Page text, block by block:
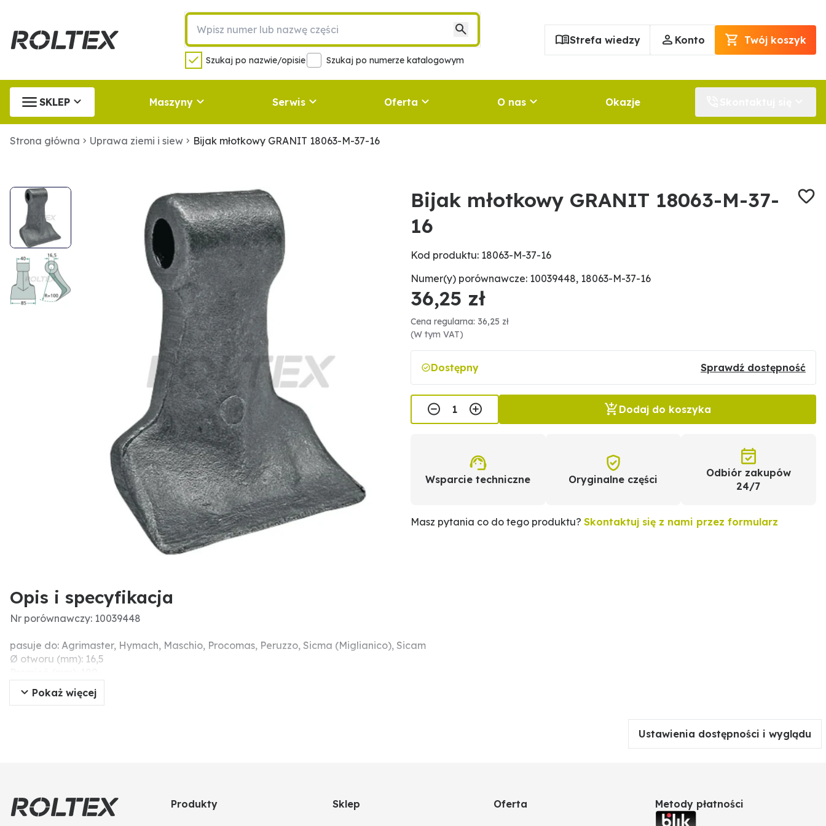
Szukaj po nazwie/opisie Szukaj po numerze katalogowym
Strefa wiedzy Konto Twój koszyk
SKLEP Maszyny Serwis Oferta O nas Okazje
Strona główna Uprawa ziemi i siew Bijak młotkowy GRANIT 18063-M-37-16
Bijak młotkowy GRANIT 18063-M-37-
16
Kod produktu: 18063-M-37-16
Numer(y) porównawcze: 10039448, 18063-M-37-16
36,25 zł
Cena regularna: 36,25 zł
(W tym VAT)
Dostępny Sprawdź dostępność
Dodaj do koszyka
Wsparcie techniczne Oryginalne części
Odbiór zakupów
24/7
Masz pytania co do tego produktu? Skontaktuj się z nami przez formularz
Opis i specyfikacja
Nr porównawczy: 10039448
pasuje do: Agrimaster, Hymach, Maschio, Procomas, Peruzzo, Sicma (Miglianico), Sicam
Ø otworu (mm): 16,5
Wymiary montażowe (mm): 40
Szerokość robocza (mm): 85
Pokaż więcej
Ustawienia dostępności i wyglądu
Produkty Sklep Oferta Metody płatności